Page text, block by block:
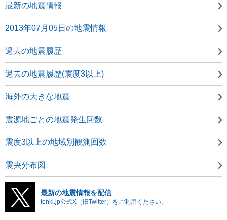
最新の地震情報
2013年07月05日の地震情報
過去の地震履歴
過去の地震履歴(震度3以上)
海外の大きな地震
震源地ごとの地震発生回数
震度3以上の地域別観測回数
震央分布図
最新の地震情報を配信
tenki.jp公式X（旧Twitter）をご利用ください。